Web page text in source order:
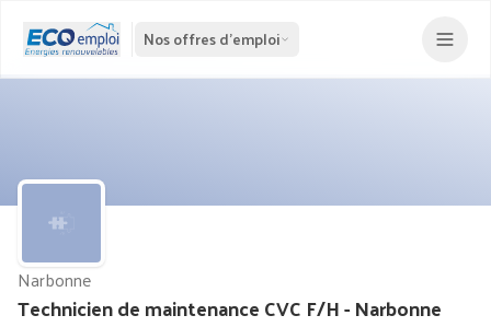
Nos offres d'emploi
Technicien de maintenance CVC F/H - Narbonne
Narbonne